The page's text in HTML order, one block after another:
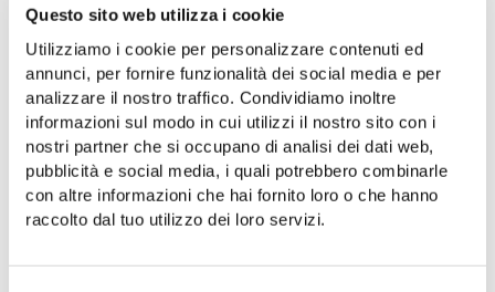
Questo sito web utilizza i cookie
Utilizziamo i cookie per personalizzare contenuti ed
annunci, per fornire funzionalità dei social media e per
analizzare il nostro traffico. Condividiamo inoltre
informazioni sul modo in cui utilizzi il nostro sito con i
nostri partner che si occupano di analisi dei dati web,
pubblicità e social media, i quali potrebbero combinarle
con altre informazioni che hai fornito loro o che hanno
raccolto dal tuo utilizzo dei loro servizi.
Una soluzione adottata per rendere ancora più chiaro e
immediato il messaggio relativo al tempo di attesa in
vista del passaggio della prossima corsa. Si tratta della
prima tappa di un percorso di aggiornamento dei
sistemi che verrà ulteriormente implementato nei
prossimi mesi.
Le informazioni che verranno visualizzate saranno il
numero della linea, la sua direzione, il tempo di attesa